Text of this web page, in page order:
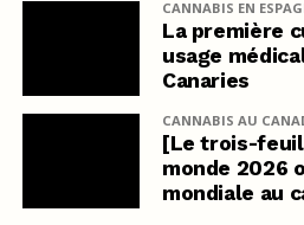
CANNABIS EN
La première
usage
Canaries
CANNABIS AU
[Le trois-
monde 2026
mondiale au